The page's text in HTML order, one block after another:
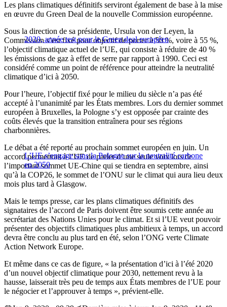
Les plans climatiques définitifs serviront également de base à la mise
en œuvre du Green Deal de la nouvelle Commission européenne.
2020, année test pour le Green deal européen
Sous la direction de sa présidente, Ursula von der Leyen, la
Commission s’est fixé pour objectif de porter à 50 %, voire à 55 %,
l’objectif climatique actuel de l’UE, qui consiste à réduire de 40 %
les émissions de gaz à effet de serre par rapport à 1990. Ceci est
considéré comme un point de référence pour atteindre la neutralité
climatique d’ici à 2050.
Pour l’heure, l’objectif fixé pour le milieu du siècle n’a pas été
accepté à l’unanimité par les États membres. Lors du dernier sommet
européen à Bruxelles, la Pologne s’y est opposée par crainte des
coûts élevés que la transition entraînera pour ses régions
charbonnières.
L’UE s’engage sans la Pologne sur la neutralité carbone
en 2050
Le débat a été reporté au prochain sommet européen en juin. Un
accord permettrait à l’UE de parler d’une seule voix lors de
l’important sommet UE-Chine qui se tiendra en septembre, ainsi
qu’à la COP26, le sommet de l’ONU sur le climat qui aura lieu deux
mois plus tard à Glasgow.
Mais le temps presse, car les plans climatiques définitifs des
signataires de l’accord de Paris doivent être soumis cette année au
secrétariat des Nations Unies pour le climat. Et si l’UE veut pouvoir
présenter des objectifs climatiques plus ambitieux à temps, un accord
devra être conclu au plus tard en été, selon l’ONG verte Climate
Action Network Europe.
Et même dans ce cas de figure, « la présentation d’ici à l’été 2020
d’un nouvel objectif climatique pour 2030, nettement revu à la
hausse, laisserait très peu de temps aux États membres de l’UE pour
le négocier et l’approuver à temps », prévient-elle.